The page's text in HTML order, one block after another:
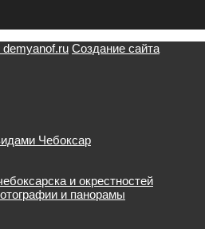
demyanof.ru Создание сайта
Чебоксар
и окрестностей
и панорамы